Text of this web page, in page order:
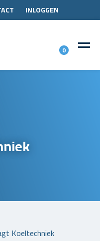
INLOGGEN
0
Koeltechniek